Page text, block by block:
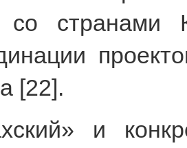
со странами
[22].
и